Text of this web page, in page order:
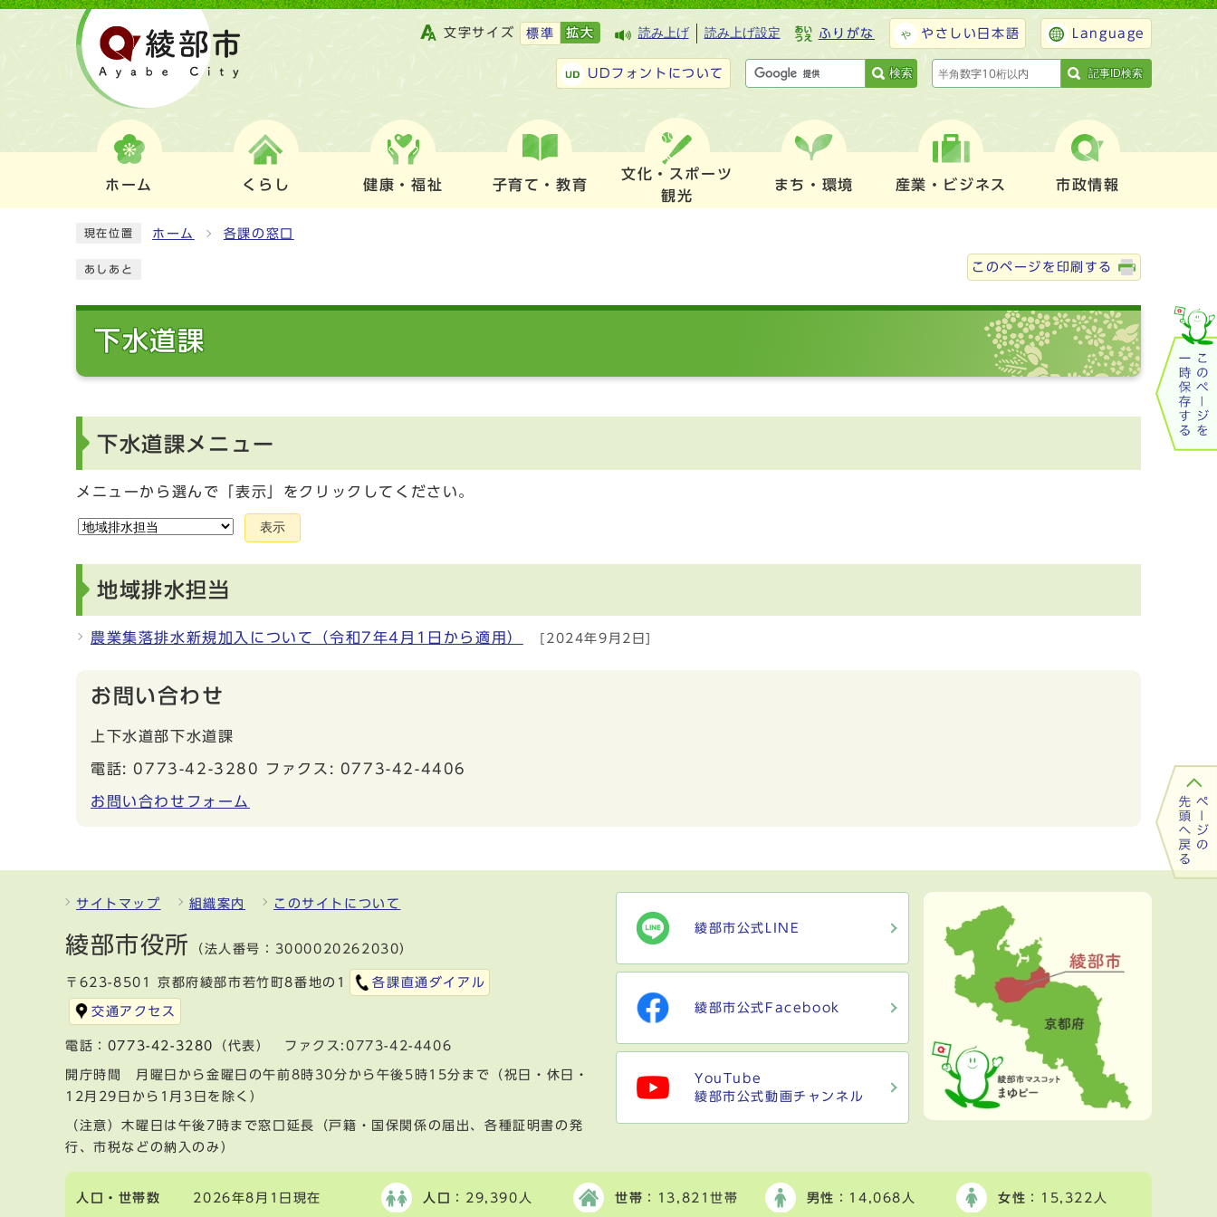
文字サイズ 標準 拡大 読み上げ 読み上げ設定 ふりがな やさしい日本語 Language
UDフォントについて 検索 記事ID検索
ホーム くらし 健康・福祉 子育て・教育
文化・スポーツ
観光
まち・環境 産業・ビジネス 市政情報
現在位置 ホーム 各課の窓口
あしあと このページを印刷する
下水道課
下水道課メニュー
メニューから選んで「表示」をクリックしてください。
表示
地域排水担当
農業集落排水新規加入について（令和7年4月1日から適用） [2024年9月2日]
お問い合わせ
上下水道部下水道課
電話: 0773-42-3280 ファクス: 0773-42-4406
お問い合わせフォーム
サイトマップ 組織案内 このサイトについて
綾部市役所 （法人番号：3000020262030）
〒623-8501 京都府綾部市若竹町8番地の1 各課直通ダイアル
交通アクセス
電話： 0773-42-3280 （代表） ファクス:0773-42-4406
開庁時間 月曜日から金曜日の午前8時30分から午後5時15分まで（祝日・休日・
12月29日から1月3日を除く）
（注意）木曜日は午後7時まで窓口延長（戸籍・国保関係の届出、各種証明書の発
行、市税などの納入のみ）
綾部市公式LINE
綾部市公式Facebook
YouTube
綾部市公式動画チャンネル
人口・世帯数 2026年8月1日現在 人口 ：29,390人 世帯 ：13,821世帯 男性 ：14,068人 女性 ：15,322人